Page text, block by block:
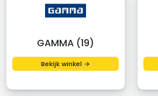
GAMMA (19)
Bekijk winkel →